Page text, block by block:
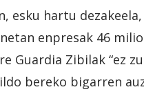
esku hartu
enpresak 46
Guardia Zibilak “ez
bereko bigarren